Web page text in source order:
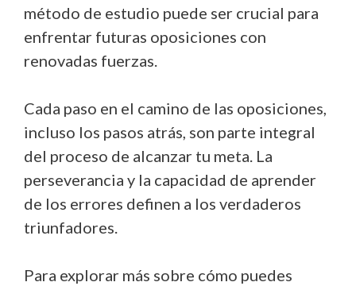
método de estudio puede ser crucial para
enfrentar futuras oposiciones con
renovadas fuerzas.
Cada paso en el camino de las oposiciones,
incluso los pasos atrás, son parte integral
del proceso de alcanzar tu meta. La
perseverancia y la capacidad de aprender
de los errores definen a los verdaderos
triunfadores.
Para explorar más sobre cómo puedes